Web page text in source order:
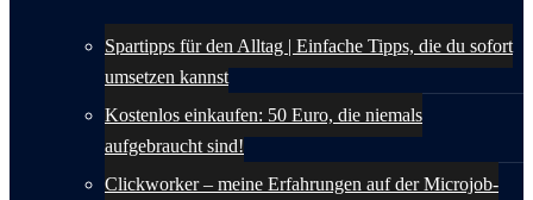
Spartipps für den Alltag | Einfache Tipps, die du sofort
umsetzen kannst
Kostenlos einkaufen: 50 Euro, die niemals
aufgebraucht sind!
Clickworker – meine Erfahrungen auf der Microjob-